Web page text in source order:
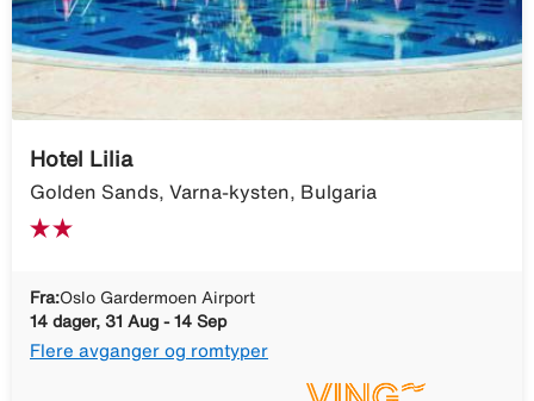
Hotel Lilia
Golden Sands, Varna-kysten, Bulgaria
Fra:Oslo Gardermoen Airport
14 dager, 31 Aug - 14 Sep
Flere avganger og romtyper